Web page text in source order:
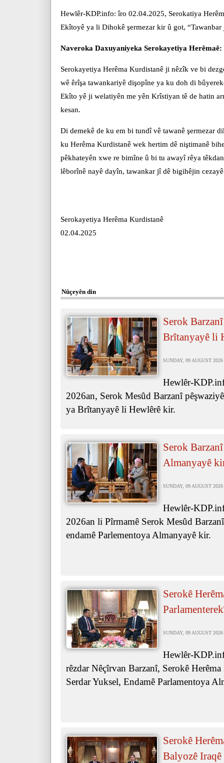
Hewlêr-KDP.info: îro 02.04.2025, Serokatiya
Ekîtoyê ya li Dihokê şermezar kir û got,
Naveroka Daxuyaniyeka Serokayetiya Herêmaê:
Serokayetiya Herêma Kurdistanê ji nêzîk ve bi
wê êrîşa tawankariyê dişopîne ya ku doh di
Ekîto yê ji welatiyên me yên Krîstiyan tê de hatin
kesan.
Di demekê de ku em bi tundî vê tawanê şermezar
ku Herêma Kurdistanê wek hertim dê niştimanê
pêkhateyên xwe re bimîne û bi tu awayî rêya
lêborînê nayê dayîn, tawankar jî dê bigihêjin
Serokayetiya Herêma Kurdistanê
02.04.2025
Nûçeyên din
Serok
Brîtanyayê li
SUNDAY, 09 AUGUST
Hewlêr-
2026an, Serok Mesûd Barzanî
ya Brîtanyayê li Hewlêrê kir.
Serok
Almanyayê
SUNDAY, 09 AUGUST
Hewlêr-
2026an li Pîrmamê Serok Mesûd
endamê Parlementoya Almanyayê kir.
Serokê
SUNDAY, 09 AUGUST
Hewlêr-
rêzdar Nêçîrvan Barzanî, Serokê
Serdar Yuksel, Endamê Parlamentoya
Serokê
Balyozê